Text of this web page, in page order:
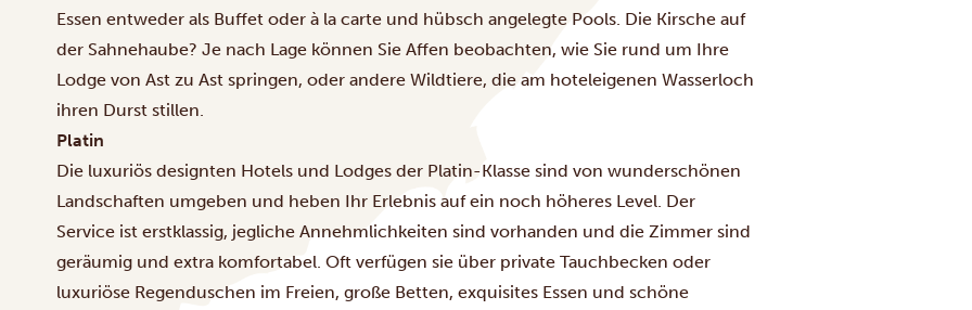
Essen entweder als Buffet oder à la carte und hübsch angelegte Pools. Die Kirsche auf
der Sahnehaube? Je nach Lage können Sie Affen beobachten, wie Sie rund um Ihre
Lodge von Ast zu Ast springen, oder andere Wildtiere, die am hoteleigenen Wasserloch
ihren Durst stillen.
Platin
Die luxuriös designten Hotels und Lodges der Platin-Klasse sind von wunderschönen
Landschaften umgeben und heben Ihr Erlebnis auf ein noch höheres Level. Der
Service ist erstklassig, jegliche Annehmlichkeiten sind vorhanden und die Zimmer sind
geräumig und extra komfortabel. Oft verfügen sie über private Tauchbecken oder
luxuriöse Regenduschen im Freien, große Betten, exquisites Essen und schöne